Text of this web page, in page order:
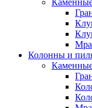
Колонны и